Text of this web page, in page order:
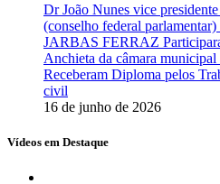
Dr João Nunes vice
(conselho federal
JARBAS FERRAZ
Anchieta da câmara
Receberam Diploma pelos
civil
16 de junho de 2026
Vídeos em Destaque